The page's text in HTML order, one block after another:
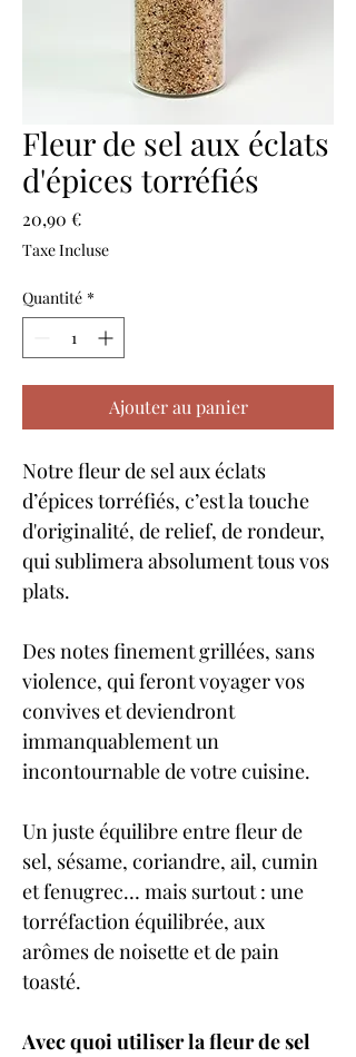
Fleur de sel aux éclats
d'épices torréfiés
20,90 €Prix
Taxe Incluse
Quantité *
Ajouter au panier
Notre fleur de sel aux éclats
d’épices torréfiés, c’est la touche
d'originalité, de relief, de rondeur,
qui sublimera absolument tous vos
plats.
Des notes finement grillées, sans
violence, qui feront voyager vos
convives et deviendront
immanquablement un
incontournable de votre cuisine.
Un juste équilibre entre fleur de
sel, sésame, coriandre, ail, cumin
et fenugrec… mais surtout : une
torréfaction équilibrée, aux
arômes de noisette et de pain
toasté.
Avec quoi utiliser la fleur de sel